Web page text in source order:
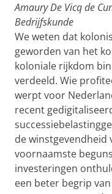
Amaury De Vicq de
Bedrijfskunde
We weten dat
geworden van het
koloniale rijkdom
verdeeld. Wie
werpt voor
recent
de winstgevendheid
voornaamste
investeringen
een beter begrip